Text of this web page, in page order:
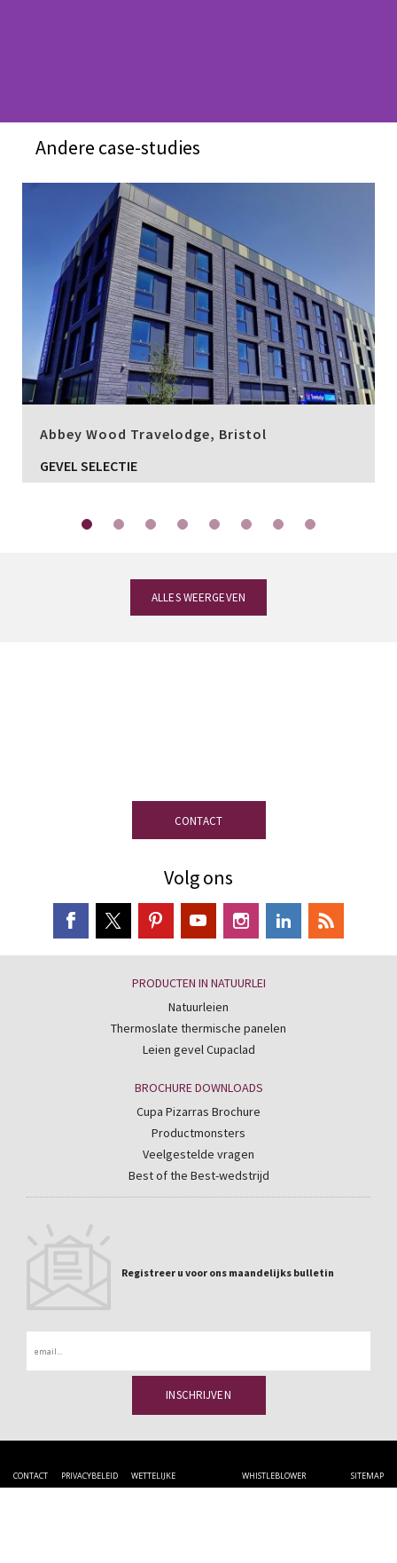
Andere case-studies
Abbey Wood Travelodge, Bristol
GEVEL SELECTIE
ALLES WEERGEVEN
CONTACT
Volg ons
PRODUCTEN IN NATUURLEI
Natuurleien
Thermoslate thermische panelen
Leien gevel Cupaclad
BROCHURE DOWNLOADS
Cupa Pizarras Brochure
Productmonsters
Veelgestelde vragen
Best of the Best-wedstrijd
Registreer u voor ons maandelijks bulletin
CONTACT PRIVACYBELEID
WETTELIJKE
KENNISGEVING
WHISTLEBLOWER
CHANNEL
SITEMAP